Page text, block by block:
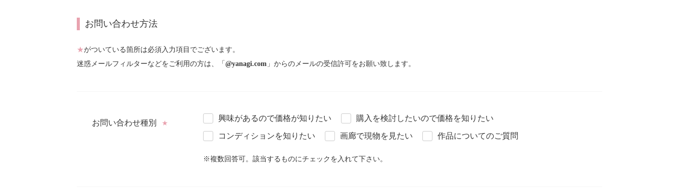
お問い合わせ方法
★がついている箇所は必須入力項目でございます。
迷惑メールフィルターなどをご利用の方は、「 @yanagi.com 」からのメールの受信許可をお願い致します。
お問い合わせ種別 ★
興味があるので価格が知りたい 購入を検討したいので価格を知りたい
コンディションを知りたい 画廊で現物を見たい 作品についてのご質問
※複数回答可。該当するものにチェックを入れて下さい。